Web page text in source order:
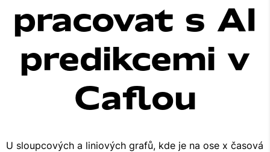
pracovat s AI
predikcemi v
Caflou
U sloupcových a liniových grafů, kde je na ose x časová